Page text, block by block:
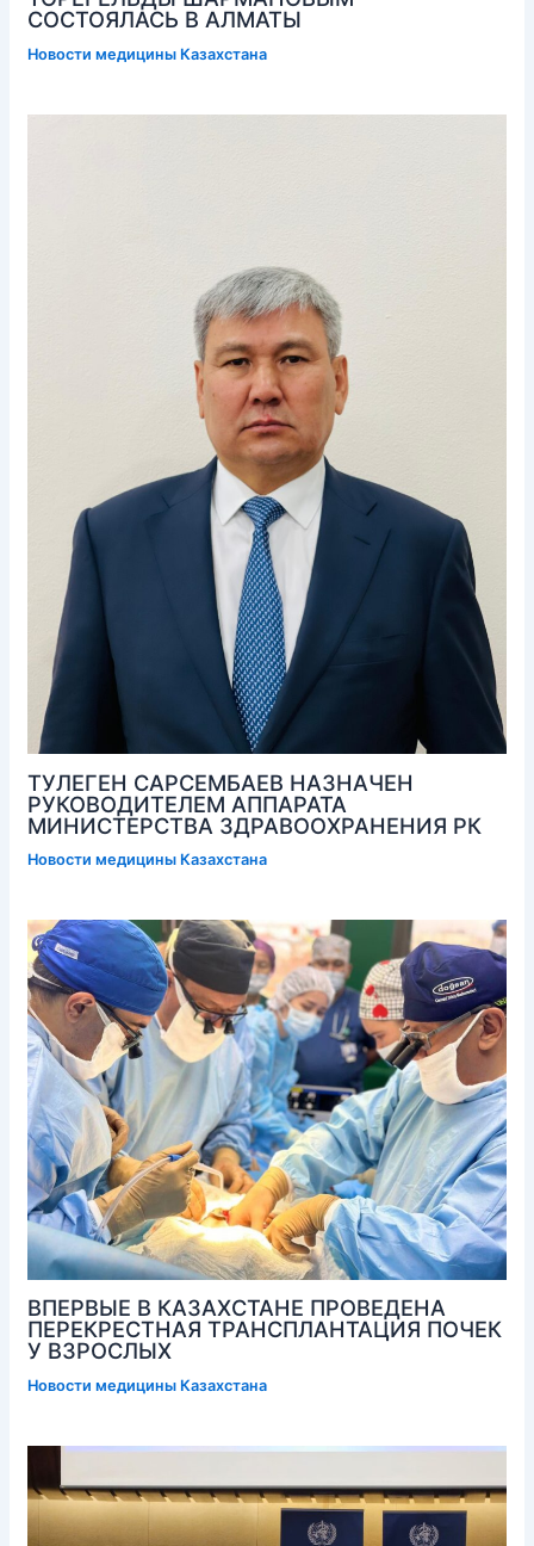
СОСТОЯЛАСЬ В АЛМАТЫ
Новости медицины Казахстана
ТУЛЕГЕН САРСЕМБАЕВ НАЗНАЧЕН
РУКОВОДИТЕЛЕМ АППАРАТА
МИНИСТЕРСТВА ЗДРАВООХРАНЕНИЯ РК
Новости медицины Казахстана
ВПЕРВЫЕ В КАЗАХСТАНЕ ПРОВЕДЕНА
ПЕРЕКРЕСТНАЯ ТРАНСПЛАНТАЦИЯ ПОЧЕК
У ВЗРОСЛЫХ
Новости медицины Казахстана